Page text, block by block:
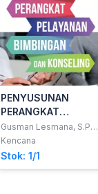
PENYUSUNAN
PERANGKAT
PELAYANAN
BIMBINGAN DAN
KONSELING
Gusman Lesmana, S.Pd.,
M.Pd.
Kencana
Stok: 1/1